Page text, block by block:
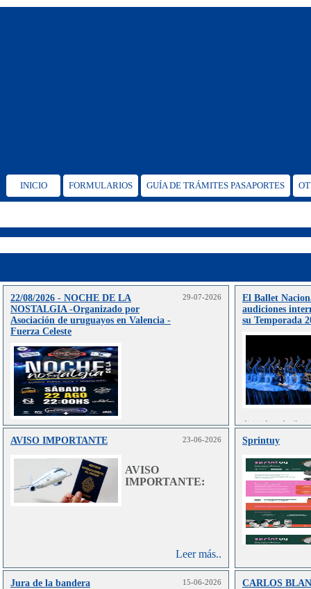
INICIO FORMULARIOS GUÍA DE TRÁMITES PASAPORTES
22/08/2026 - NOCHE DE LA
NOSTALGIA -Organizado por
Asociación de uruguayos en Valencia -
Fuerza Celeste
29-07-2026
Leer más..
El Ballet
audiciones
su Temporada
dirigida a
en danza
contemporánea.
AVISO IMPORTANTE 23-06-2026
AVISO
IMPORTANTE:
Leer más..
Sprintuy
Jura de la bandera 15-06-2026 CARLOS